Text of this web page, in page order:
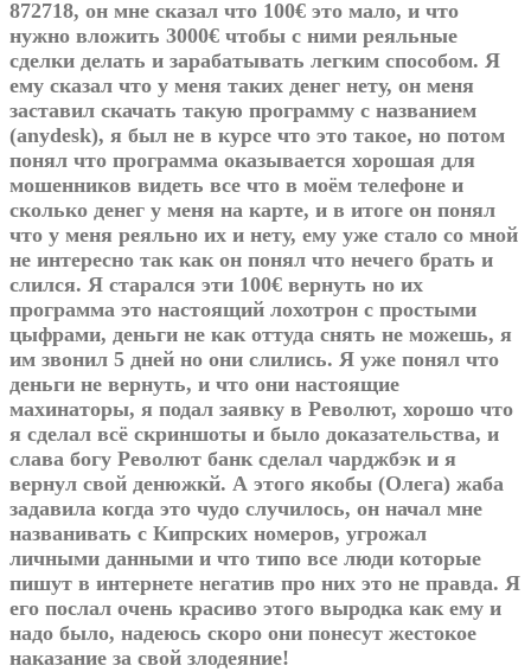
872718, он мне сказал что 100€ это мало, и что
нужно вложить 3000€ чтобы с ними реяльные
сделки делать и зарабатывать легким способом. Я
ему сказал что у меня таких денег нету, он меня
заставил скачать такую программу с названием
(anydesk), я был не в курсе что это такое, но потом
понял что программа оказывается хорошая для
мошенников видеть все что в моём телефоне и
сколько денег у меня на карте, и в итоге он понял
что у меня реяльно их и нету, ему уже стало со мной
не интересно так как он понял что нечего брать и
слился. Я старался эти 100€ вернуть но их
программа это настоящий лохотрон с простыми
цыфрами, деньги не как оттуда снять не можешь, я
им звонил 5 дней но они слились. Я уже понял что
деньги не вернуть, и что они настоящие
махинаторы, я подал заявку в Револют, хорошо что
я сделал всё скриншоты и было доказательства, и
слава богу Револют банк сделал чарджбэк и я
вернул свой денюжкй. А этого якобы (Олега) жаба
задавила когда это чудо случилось, он начал мне
названивать с Кипрских номеров, угрожал
личными данными и что типо все люди которые
пишут в интернете негатив про них это не правда. Я
его послал очень красиво этого выродка как ему и
надо было, надеюсь скоро они понесут жестокое
наказание за свой злодеяние!